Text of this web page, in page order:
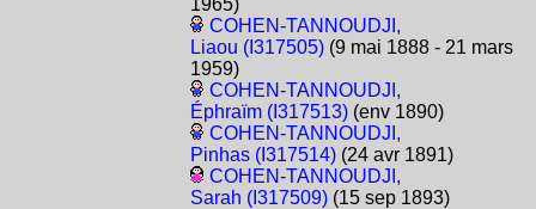
COHEN-TANNOUDJI,
Liaou (I317505)(9 mai 1888 - 21 mars
1959)
COHEN-TANNOUDJI,
Éphraïm (I317513)(env 1890)
COHEN-TANNOUDJI,
Pinhas (I317514)(24 avr 1891)
COHEN-TANNOUDJI,
Sarah (I317509)(15 sep 1893)